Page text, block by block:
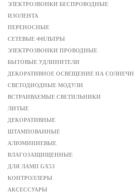
ЭЛЕКТРОЗВОНКИ БЕСПРОВОДНЫЕ
ИЗОЛЕНТА
ПЕРЕНОСНЫЕ
СЕТЕВЫЕ ФИЛЬТРЫ
ЭЛЕКТРОЗВОНКИ ПРОВОДНЫЕ
БЫТОВЫЕ УДЛИНИТЕЛИ
ДЕКОРАТИВНОЕ ОСВЕЩЕНИЕ НА
СВЕТОДИОДНЫЕ МОДУЛИ
ВСТРАИВАЕМЫЕ СВЕТИЛЬНИКИ
ЛИТЫЕ
ДЕКОРАТИВНЫЕ
ШТАМПОВАННЫЕ
АЛЮМИНИЕВЫЕ
ВЛАГОЗАЩИЩЕННЫЕ
ДЛЯ ЛАМП GX53
КОНТРОЛЛЕРЫ
АКСЕССУАРЫ